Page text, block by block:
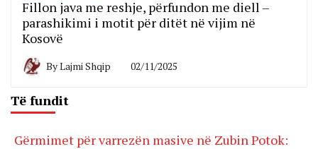
Fillon java me reshje, përfundon me diell –
parashikimi i motit për ditët në vijim në
Kosovë
ByLajmi Shqip 02/11/2025
Të fundit
Gërmimet për varrezën masive në Zubin Potok: